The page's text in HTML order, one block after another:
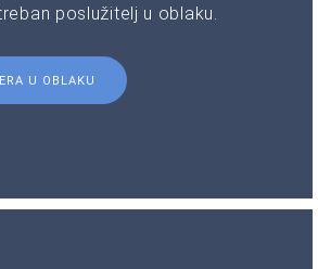
poslužitelj u oblaku.
U OBLAKU